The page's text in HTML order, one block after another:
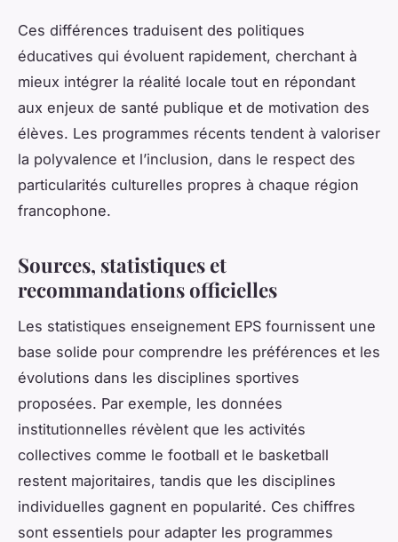
Ces différences traduisent des politiques
éducatives qui évoluent rapidement, cherchant à
mieux intégrer la réalité locale tout en répondant
aux enjeux de santé publique et de motivation des
élèves. Les programmes récents tendent à valoriser
la polyvalence et l’inclusion, dans le respect des
particularités culturelles propres à chaque région
francophone.
Sources, statistiques et
recommandations officielles
Les statistiques enseignement EPS fournissent une
base solide pour comprendre les préférences et les
évolutions dans les disciplines sportives
proposées. Par exemple, les données
institutionnelles révèlent que les activités
collectives comme le football et le basketball
restent majoritaires, tandis que les disciplines
individuelles gagnent en popularité. Ces chiffres
sont essentiels pour adapter les programmes